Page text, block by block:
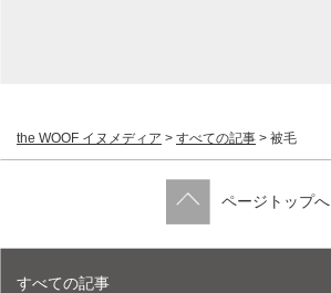
the WOOF イヌメディア > すべての記事 > 被毛
ページトップへ
すべての記事